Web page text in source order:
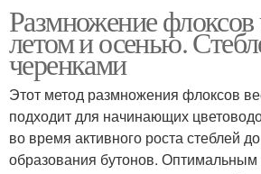
Размножение
летом и осенью.
черенками
Этот метод размножения флоксов
подходит для начинающих
во время активного роста стеблей
образования бутонов.